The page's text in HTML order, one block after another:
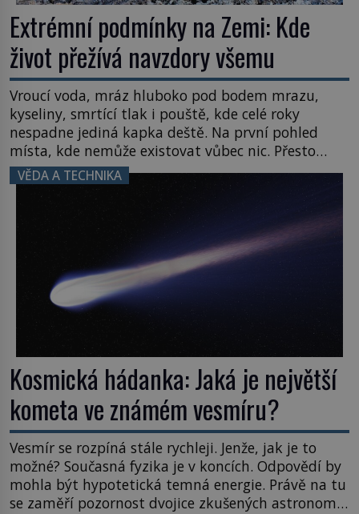
Extrémní podmínky na Zemi: Kde
život přežívá navzdory všemu
Vroucí voda, mráz hluboko pod bodem mrazu,
kyseliny, smrtící tlak i pouště, kde celé roky
nespadne jediná kapka deště. Na první pohled
místa, kde nemůže existovat vůbec nic. Přesto
právě tady vědci objevují organismy, které
posouvají hranice života. Každý nový nález mění
napovídá, kde bychom jednou […]
VĚDA A TECHNIKA
Kosmická hádanka: Jaká je největší
kometa ve známém vesmíru?
Vesmír se rozpíná stále rychleji. Jenže, jak je to
možné? Současná fyzika je v koncích. Odpovědí by
mohla být hypotetická temná energie. Právě na tu
se zaměří pozornost dvojice zkušených astronomů.